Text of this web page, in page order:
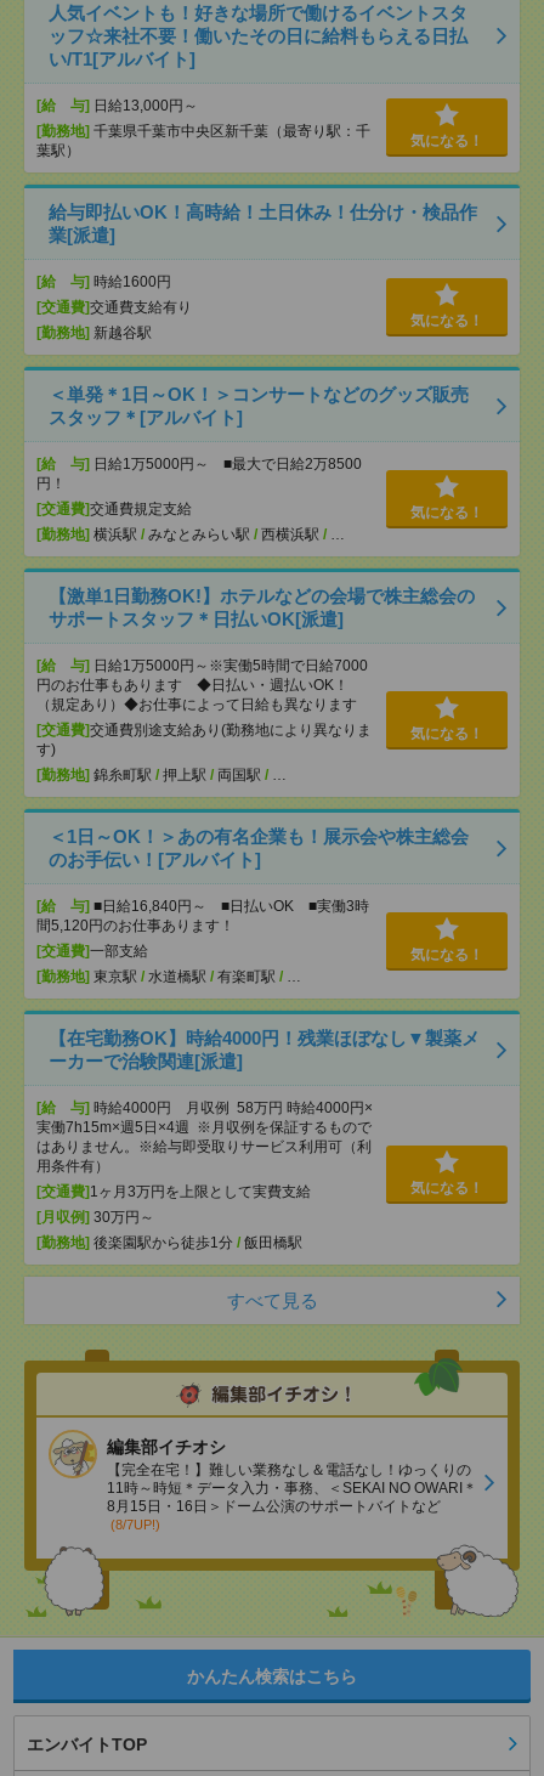
人気イベントも！好きな場所で働けるイベントスタ
ッフ☆来社不要！働いたその日に給料もらえる日払
い/T1[アルバイト]
[給 与] 日給13,000円～
[勤務地] 千葉県千葉市中央区新千葉（最寄り駅：千
葉駅）
気になる！
給与即払いOK！高時給！土日休み！仕分け・検品作
業[派遣]
[給 与] 時給1600円
[交通費]交通費支給有り
[勤務地] 新越谷駅
気になる！
＜単発＊1日～OK！＞コンサートなどのグッズ販売
スタッフ＊[アルバイト]
[給 与] 日給1万5000円～ ■最大で日給2万8500
円！
[交通費]交通費規定支給
[勤務地] 横浜駅 / みなとみらい駅 / 西横浜駅 / …
気になる！
【激単1日勤務OK!】ホテルなどの会場で株主総会の
サポートスタッフ＊日払いOK[派遣]
[給 与] 日給1万5000円～※実働5時間で日給7000
円のお仕事もあります ◆日払い・週払いOK！
（規定あり）◆お仕事によって日給も異なります
[交通費]交通費別途支給あり(勤務地により異なりま
す)
[勤務地] 錦糸町駅 / 押上駅 / 両国駅 / …
気になる！
＜1日～OK！＞あの有名企業も！展示会や株主総会
のお手伝い！[アルバイト]
[給 与] ■日給16,840円～ ■日払いOK ■実働3時
間5,120円のお仕事あります！
[交通費]一部支給
[勤務地] 東京駅 / 水道橋駅 / 有楽町駅 / …
気になる！
【在宅勤務OK】時給4000円！残業ほぼなし▼製薬メ
ーカーで治験関連[派遣]
[給 与] 時給4000円 月収例 58万円 時給4000円×
実働7h15m×週5日×4週 ※月収例を保証するもので
はありません。※給与即受取りサービス利用可（利
用条件有）
[交通費]1ヶ月3万円を上限として実費支給
[月収例] 30万円～
[勤務地] 後楽園駅から徒歩1分 / 飯田橋駅
気になる！
すべて見る
編集部イチオシ
【完全在宅！】難しい業務なし＆電話なし！ゆっくりの
11時～時短＊データ入力・事務、＜SEKAI NO OWARI＊
8月15日・16日＞ドーム公演のサポートバイトなど
(8/7UP!)
かんたん検索はこちら
エンバイトTOP